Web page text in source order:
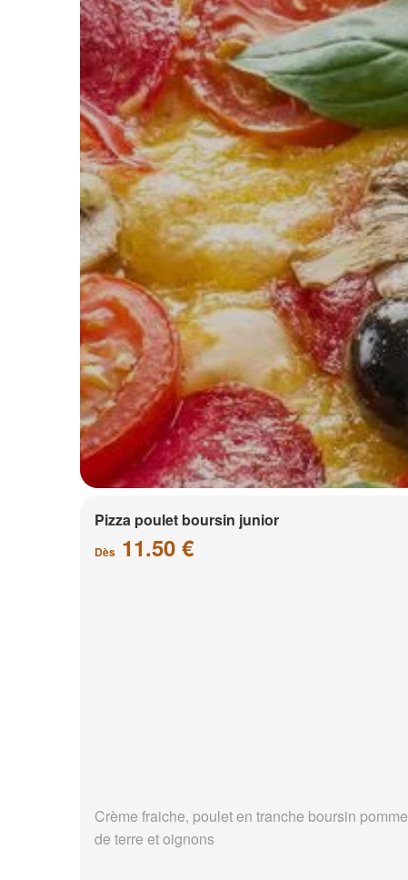
Pizza poulet boursin junior
Dès 11.50 €
Crème fraiche, poulet en tranche boursin pomme
de terre et oignons